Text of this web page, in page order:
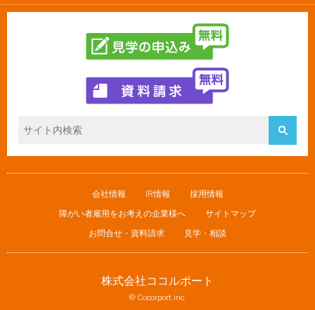
会社情報 IR情報
採用情報
障がい者雇用をお考えの企業様へ
サイトマップ
お問合せ・資料請求
見学・相談
株式会社ココルポート
© Cocorport inc.